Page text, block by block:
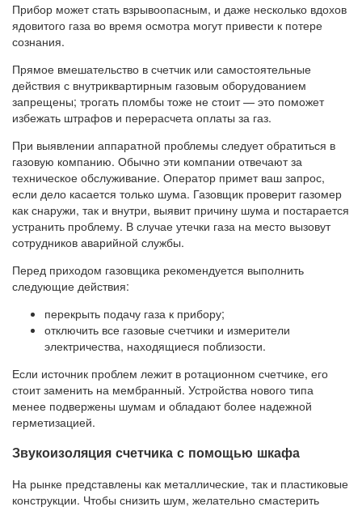
Прибор может стать взрывоопасным, и даже несколько вдохов
ядовитого газа во время осмотра могут привести к потере
сознания.
Прямое вмешательство в счетчик или самостоятельные
действия с внутриквартирным газовым оборудованием
запрещены; трогать пломбы тоже не стоит — это поможет
избежать штрафов и перерасчета оплаты за газ.
При выявлении аппаратной проблемы следует обратиться в
газовую компанию. Обычно эти компании отвечают за
техническое обслуживание. Оператор примет ваш запрос,
если дело касается только шума. Газовщик проверит газомер
как снаружи, так и внутри, выявит причину шума и постарается
устранить проблему. В случае утечки газа на место вызовут
сотрудников аварийной службы.
Перед приходом газовщика рекомендуется выполнить
следующие действия:
перекрыть подачу газа к прибору;
отключить все газовые счетчики и измерители
электричества, находящиеся поблизости.
Если источник проблем лежит в ротационном счетчике, его
стоит заменить на мембранный. Устройства нового типа
менее подвержены шумам и обладают более надежной
герметизацией.
Звукоизоляция счетчика с помощью шкафа
На рынке представлены как металлические, так и пластиковые
конструкции. Чтобы снизить шум, желательно смастерить